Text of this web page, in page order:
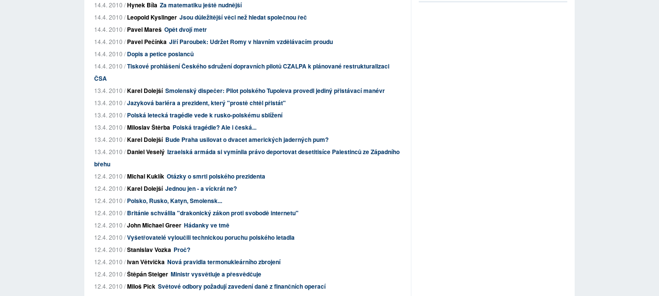
14.4. 2010 /Hynek Bíla Za matematiku ještě nudnější
14.4. 2010 /Leopold Kyslinger Jsou důležitější věci než hledat společnou řeč
14.4. 2010 /Pavel Mareš Opět dvojí metr
14.4. 2010 /Pavel Pečínka Jiří Paroubek: Udržet Romy v hlavním vzdělávacím proudu
14.4. 2010 /Dopis a petice poslanců
14.4. 2010 /Tiskové prohlášení Českého sdružení dopravních pilotů CZALPA k plánované restrukturalizaci
ČSA
13.4. 2010 /Karel Dolejší Smolenský dispečer: Pilot polského Tupoleva provedl jediný přistávací manévr
13.4. 2010 /Jazyková bariéra a prezident, který "prostě chtěl přistát"
13.4. 2010 /Polská letecká tragédie vede k rusko-polskému sblížení
13.4. 2010 /Miloslav Štěrba Polská tragédie? Ale i česká...
13.4. 2010 /Karel Dolejší Bude Praha usilovat o dvacet amerických jaderných pum?
13.4. 2010 /Daniel Veselý Izraelská armáda si vymínila právo deportovat desetitisíce Palestinců ze Západního
břehu
12.4. 2010 /Michal Kuklík Otázky o smrti polského prezidenta
12.4. 2010 /Karel Dolejší Jednou jen - a víckrát ne?
12.4. 2010 /Polsko, Rusko, Katyn, Smolensk...
12.4. 2010 /Británie schválila "drakonický zákon proti svobodě internetu"
12.4. 2010 /John Michael Greer Hádanky ve tmě
12.4. 2010 /Vyšetřovatelé vyloučili technickou poruchu polského letadla
12.4. 2010 /Stanislav Vozka Proč?
12.4. 2010 /Ivan Větvička Nová pravidla termonukleárního zbrojení
12.4. 2010 /Štěpán Steiger Ministr vysvětluje a přesvědčuje
12.4. 2010 /Miloš Pick Světové odbory požadují zavedení daně z finančních operací